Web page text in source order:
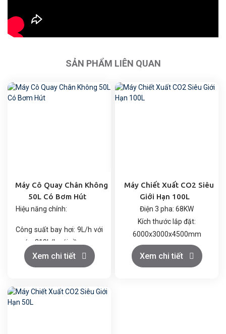
SẢN PHẨM LIÊN QUAN
Máy Cô Quay Chân Không
50L Có Bơm Hút
Hiệu năng chính:
Công suất bay hơi: 9L/h với
nước, 219L/h với cồn.
Chân không tối đa: 399.9
Pa (dưới 3mmHg), giúp quá
độ thấp, tránh phân hủy
nhiệt.
Xem chi tiết
Máy Chiết Xuất CO2 Siêu
Giới Hạn 100L
Điện 3 pha: 68KW
Kích thước lắp đặt:
6000x3000x4500mm
Khí CO2: Loại thực phẩm
≥99.5%, trọng lượng bình
Xem chi tiết